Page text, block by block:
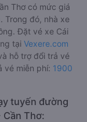
Thơ có mức giá
đó, nhà xe
Đặt vé xe Cái
tại Vexere.com
hỗ trợ đổi trả vé
vé miễn phí: 1900
tuyến đường
Cần Thơ: